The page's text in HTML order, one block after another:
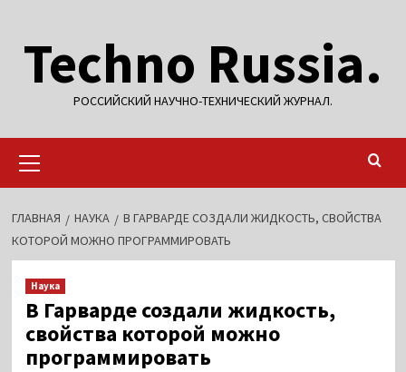
содержимому
Techno Russia.
РОССИЙСКИЙ НАУЧНО-ТЕХНИЧЕСКИЙ ЖУРНАЛ.
меню
ГЛАВНАЯ НАУКА
В ГАРВАРДЕ СОЗДАЛИ ЖИДКОСТЬ, СВОЙСТВА
КОТОРОЙ МОЖНО ПРОГРАММИРОВАТЬ
Наука
В Гарварде создали жидкость,
свойства которой можно
программировать